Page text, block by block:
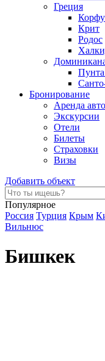
Греция
Корфу
Крит
Родос
Бронирование
Аренда авто
Экскурсии
Отели
Билеты
Страховки
Визы
Добавить объект
Популярное
Россия Турция Крым
Вильнюс
Бишкек